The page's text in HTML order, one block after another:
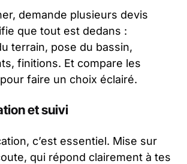
demande plusieurs devis
que tout est dedans :
terrain, pose du bassin,
finitions. Et compare les
faire un choix éclairé.
et suivi
c’est essentiel. Mise sur
qui répond clairement à tes